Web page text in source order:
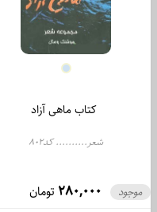
کتاب ماهی آزاد
شعر.......... کد802
280,000 تومان موجود